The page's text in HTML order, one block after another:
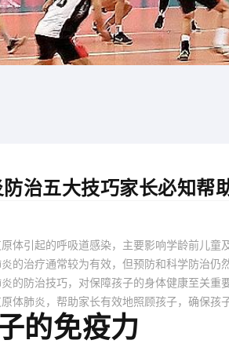
治五大技巧家长必知帮
体引起的呼吸道感染，主要影响学龄前儿童
的治疗通常较为有效，但预防和科学防治仍
的防治技巧，对保障孩子的身体健康至关重
体肺炎，帮助家长有效地照顾孩子，确保孩
的免疫力